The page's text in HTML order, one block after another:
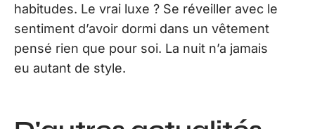
habitudes. Le vrai luxe ? Se réveiller avec le
sentiment d’avoir dormi dans un vêtement
pensé rien que pour soi. La nuit n’a jamais
eu autant de style.